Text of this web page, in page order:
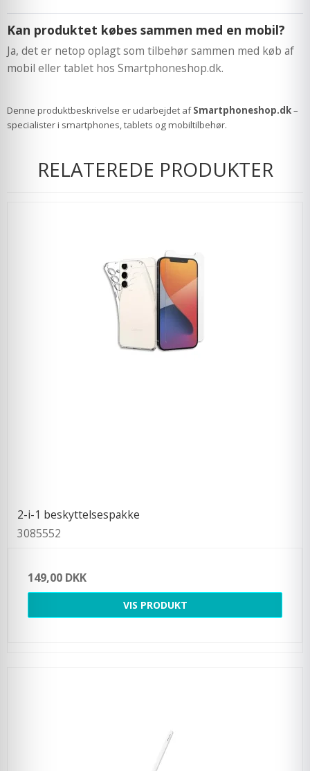
Kan produktet købes sammen med en mobil?
Ja, det er netop oplagt som tilbehør sammen med køb af
mobil eller tablet hos Smartphoneshop.dk.
Denne produktbeskrivelse er udarbejdet afSmartphoneshop.dk–
specialister i smartphones, tablets og mobiltilbehør.
RELATEREDE PRODUKTER
2-i-1 beskyttelsespakke
3085552
149,00 DKK
VIS PRODUKT